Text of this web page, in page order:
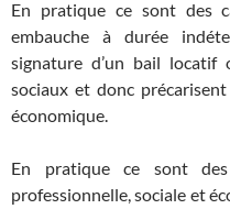
En pratique ce sont des
embauche à durée
signature d’un bail
sociaux et donc
économique.
En pratique ce sont
professionnelle, sociale et